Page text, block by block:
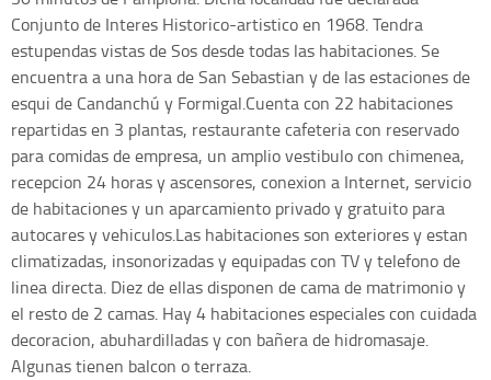
Conjunto de Interes Historico-artistico en 1968. Tendra
estupendas vistas de Sos desde todas las habitaciones. Se
encuentra a una hora de San Sebastian y de las estaciones de
esqui de Candanchú y Formigal.Cuenta con 22 habitaciones
repartidas en 3 plantas, restaurante cafeteria con reservado
para comidas de empresa, un amplio vestibulo con chimenea,
recepcion 24 horas y ascensores, conexion a Internet, servicio
de habitaciones y un aparcamiento privado y gratuito para
autocares y vehiculos.Las habitaciones son exteriores y estan
climatizadas, insonorizadas y equipadas con TV y telefono de
linea directa. Diez de ellas disponen de cama de matrimonio y
el resto de 2 camas. Hay 4 habitaciones especiales con cuidada
decoracion, abuhardilladas y con bañera de hidromasaje.
Algunas tienen balcon o terraza.